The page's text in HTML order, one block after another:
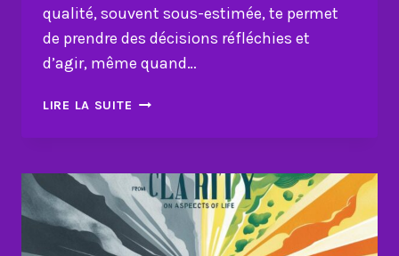
qualité, souvent sous-estimée, te permet
de prendre des décisions réfléchies et
d’agir, même quand…
LIRE LA SUITE SURMONTER
LA
VIE
:
L’ART